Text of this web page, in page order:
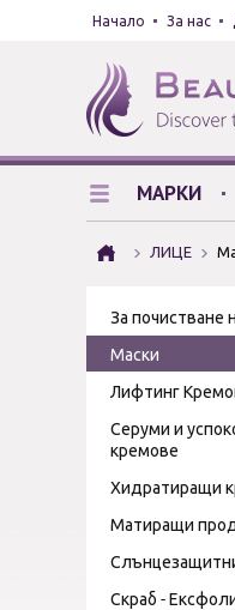
Начало За нас
МАРКИ
ЛИЦЕ
За почистване
Маски
Лифтинг
Серуми и
кремове
Хидратиращи
Матиращи
Скраб -